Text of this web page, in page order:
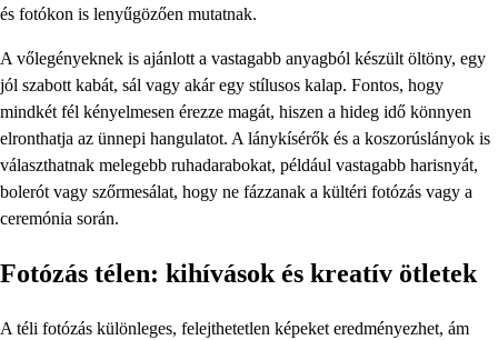
és fotókon is lenyűgözően mutatnak.
A vőlegényeknek is ajánlott a vastagabb anyagból készült öltöny, egy
jól szabott kabát, sál vagy akár egy stílusos kalap. Fontos, hogy
mindkét fél kényelmesen érezze magát, hiszen a hideg idő könnyen
elronthatja az ünnepi hangulatot. A lánykísérők és a koszorúslányok is
választhatnak melegebb ruhadarabokat, például vastagabb harisnyát,
bolerót vagy szőrmesálat, hogy ne fázzanak a kültéri fotózás vagy a
ceremónia során.
Fotózás télen: kihívások és kreatív ötletek
A téli fotózás különleges, felejthetetlen képeket eredményezhet, ám